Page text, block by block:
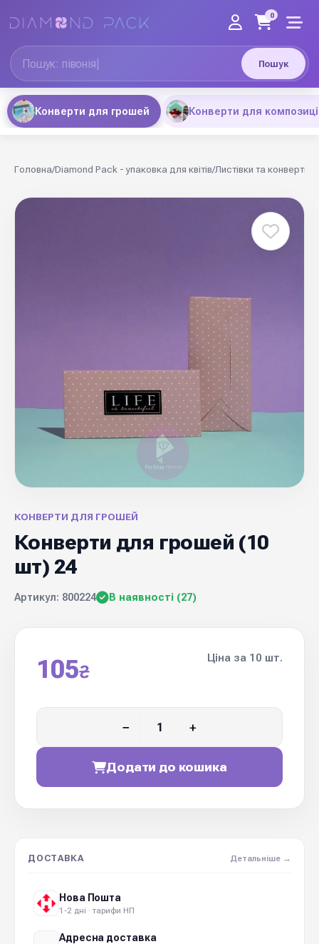
Пошук
0
Конверти для грошей Конверти для
Головна/Diamond Pack - упаковка для квітів/Листівки та конверти
КОНВЕРТИ ДЛЯ ГРОШЕЙ
Конверти для грошей (10
шт) 24
Артикул: 800224 В наявності (27)
105₴
Ціна за 10 шт.
− +
Додати до кошика
ДОСТАВКА Детальніше →
Нова Пошта
1-2 дні · тарифи НП
Адресна доставка